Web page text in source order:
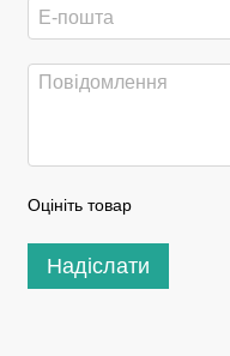
Оцініть товар
Надіслати